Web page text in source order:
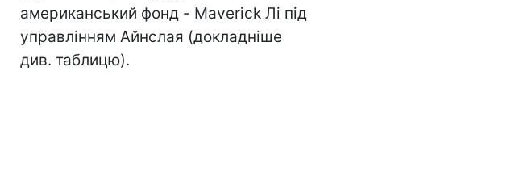
американський фонд - Maverick Лі під
управлінням Айнслая (докладніше
див. таблицю).